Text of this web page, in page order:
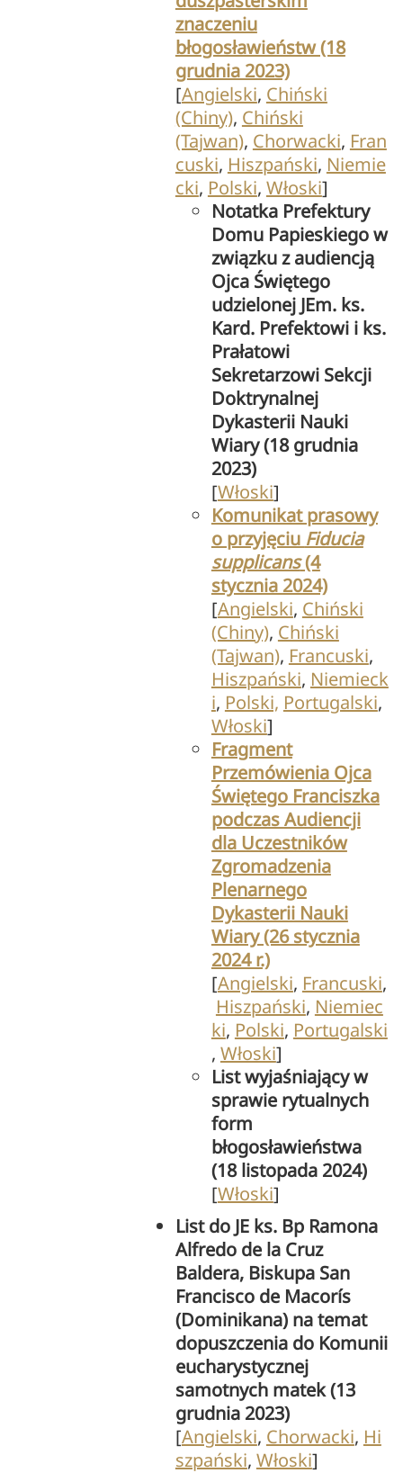
znaczeniu
błogosławieństw (18
grudnia 2023)
[Angielski, Chiński
(Chiny), Chiński
(Tajwan), Chorwacki, Fran
cuski, Hiszpański, Niemie
cki, Polski, Włoski]
Notatka Prefektury
Domu Papieskiego w
związku z audiencją
Ojca Świętego
udzielonej JEm. ks.
Kard. Prefektowi i ks.
Prałatowi
Sekretarzowi Sekcji
Doktrynalnej
Dykasterii Nauki
Wiary (18 grudnia
2023)
[Włoski]
Komunikat prasowy
o przyjęciu Fiducia
supplicans(4
stycznia 2024)
[Angielski, Chiński
(Chiny), Chiński
(Tajwan), Francuski,
Hiszpański, Niemieck
i, Polski, Portugalski,
Włoski]
Fragment
Przemówienia Ojca
Świętego Franciszka
podczas Audiencji
dla Uczestników
Zgromadzenia
Plenarnego
Dykasterii Nauki
Wiary (26 stycznia
2024 r.)
[Angielski, Francuski,
Hiszpański, Niemiec
ki, Polski, Portugalski
, Włoski]
List wyjaśniający w
sprawie rytualnych
form
błogosławieństwa
(18 listopada 2024)
[Włoski]
List do JE ks. Bp Ramona
Alfredo de la Cruz
Baldera, Biskupa San
Francisco de Macorís
(Dominikana) na temat
dopuszczenia do Komunii
eucharystycznej
samotnych matek (13
grudnia 2023)
[Angielski, Chorwacki, Hi
szpański, Włoski]